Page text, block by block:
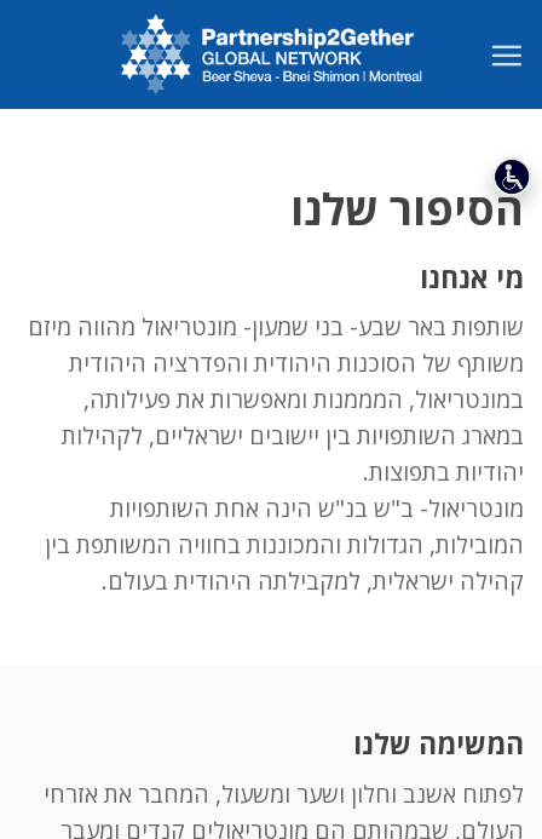
to
הסיפור שלנו
מי אנחנו
שותפות באר שבע- בני שמעון- מונטריאול מהווה מיזם
משותף של הסוכנות היהודית והפדרציה היהודית
במונטריאול, המממנות ומאפשרות את פעילותה,
במארג השותפויות בין יישובים ישראליים, לקהילות
יהודיות בתפוצות.
מונטריאול- ב"ש בנ"ש הינה אחת השותפויות
המובילות, הגדולות והמכוננות בחוויה המשותפת בין
קהילה ישראלית, למקבילתה היהודית בעולם.
המשימה שלנו
לפתוח אשנב וחלון ושער ומשעול, המחבר את אזרחי
העולם, שבמהותם הם מונטריאולים קנדים ומעבר